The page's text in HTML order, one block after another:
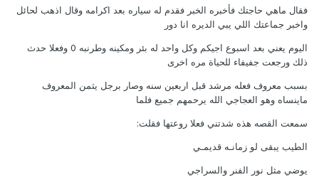
فقال ماهي حاجتك فأخبره الخبر فقدم له سياره بعد اكرامه وقال اذهب لحائل
واخبر جماعتك اللي يبي الديره انا دور
اليوم يعني بعد اسبوع اجيكم وكل واحد له بئر ومكينه وطرنبه 0 وفعلا حدث
ذلك ورجعت جفيفاء للحياة مره اخرى
بسبب معروف فعله مرشد قبل اربعين سنه وصار برجل يثمن المعروف
ماينساه وهو العجاجي الله يرحمهم جميع فلما
سمعت القصه هذه شدتني فعلا روعتها فقلت:
الطيب يبقى لو زمانـه قديمـي
يوضي مثل نور الفنر والسراجي